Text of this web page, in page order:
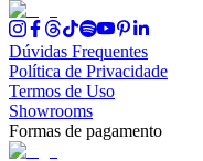
Dúvidas Frequentes
Política de Privacidade
Termos de Uso
Showrooms
Formas de pagamento